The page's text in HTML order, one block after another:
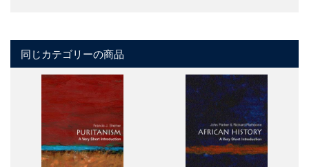
同じカテゴリーの商品